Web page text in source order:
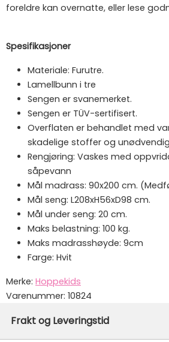
foreldre kan overnatte, eller lese
Spesifikasjoner
Materiale: Furutre.
Lamellbunn i tre
Sengen er svanemerket.
Sengen er TÜV-sertifisert.
Overflaten er behandlet med
skadelige stoffer og
Rengjøring: Vaskes med
såpevann
Mål madrass: 90x200 cm.
Mål seng: L208xH56xD98 cm.
Mål under seng: 20 cm.
Maks belastning: 100 kg.
Maks madrasshøyde: 9cm
Farge: Hvit
Merke: Hoppekids
Varenummer: 10824
Frakt og Leveringstid